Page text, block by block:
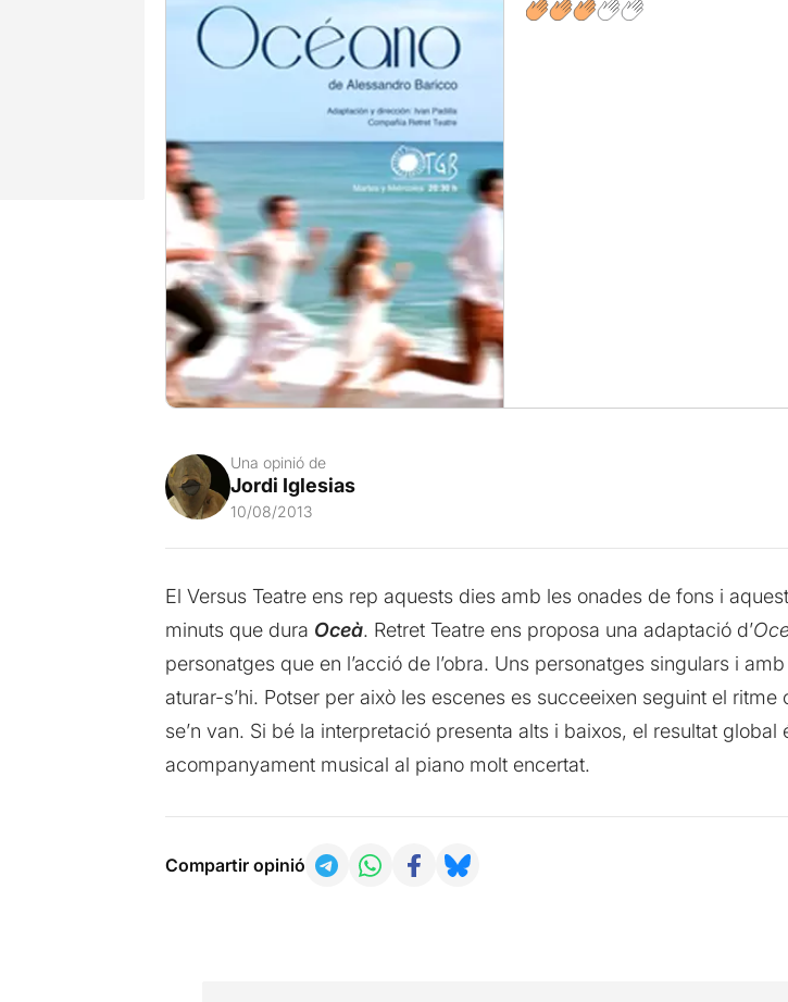
Una opinió de
Jordi Iglesias
10/08/2013
El Versus Teatre ens rep aquests dies amb les onades de fons i
minuts que dura Oceà. Retret Teatre ens proposa una adaptació d’
personatges que en l’acció de l’obra. Uns personatges singulars i
aturar-s’hi. Potser per això les escenes es succeeixen seguint el
se’n van. Si bé la interpretació presenta alts i baixos, el resultat
acompanyament musical al piano molt encertat.
Compartir opinió